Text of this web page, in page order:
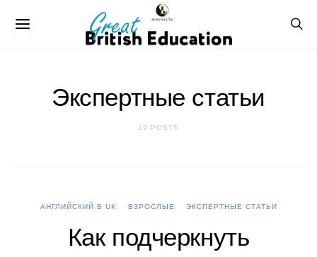
Экспертные статьи
19 POSTS
АНГЛИЙСКИЙ В UK ВЗРОСЛЫЕ ЭКСПЕРТНЫЕ СТАТЬИ
Как подчеркнуть